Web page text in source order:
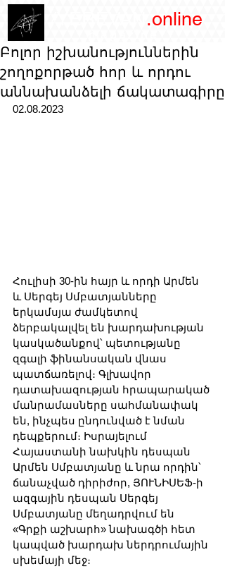
.online
Բոլոր իշխանություններին
շողոքորթած հոր և որդու
աննախանձելի ճակատագիրը
02.08.2023
Հուլիսի 30-ին հայր և որդի Արմեն
և Սերգեյ Սմբատյանները
երկամսյա ժամկետով
ձերբակալվել են խարդախության
կասկածանքով՝ պետությանը
զգալի ֆինանսական վնաս
պատճառելով։ Գլխավոր
դատախազության հրապարակած
մանրամասները սահմանափակ
են, ինչպես ընդունված է նման
դեպքերում։ Իսրայելում
Հայաստանի նախկին դեսպան
Արմեն Սմբատյանը և նրա որդին՝
ճանաչված դիրիժոր, ՅՈՒՆԻՍԵՖ-ի
ազգային դեսպան Սերգեյ
Սմբատյանը մեղադրվում են
«Գրքի աշխարհ» նախագծի հետ
կապված խարդախ ներդրումային
սխեմայի մեջ։